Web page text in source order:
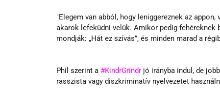
"Elegem van abból, hogy leniggereznek az
akarok lefeküdni velük. Amikor pedig
mondják: „Hát ez szívás”, és minden marad a
Phil szerint a #KindrGrindr jó irányba indul, de
rasszista vagy diszkriminatív nyelvezetet